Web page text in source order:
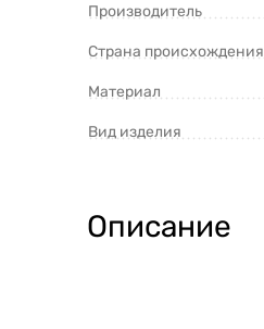
Производитель
Страна происхождения
Материал
Вид изделия
Описание